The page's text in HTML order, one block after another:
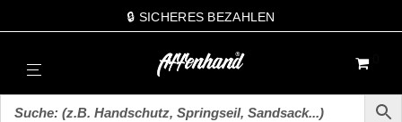
🔒 SICHERES BEZAHLEN